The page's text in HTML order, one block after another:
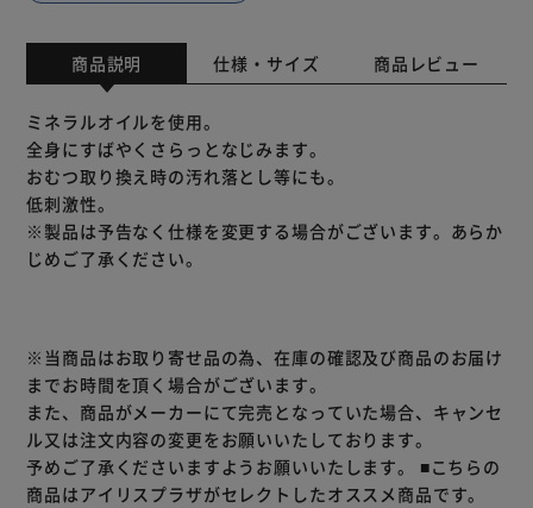
商品説明 仕様・サイズ 商品レビュー
ミネラルオイルを使用。
全身にすばやくさらっとなじみます。
おむつ取り換え時の汚れ落とし等にも。
低刺激性。
※製品は予告なく仕様を変更する場合がございます。あらか
じめご了承ください。
※当商品はお取り寄せ品の為、在庫の確認及び商品のお届け
までお時間を頂く場合がございます。
また、商品がメーカーにて完売となっていた場合、キャンセ
ル又は注文内容の変更をお願いいたしております。
予めご了承くださいますようお願いいたします。 ■こちらの
商品はアイリスプラザがセレクトしたオススメ商品です。